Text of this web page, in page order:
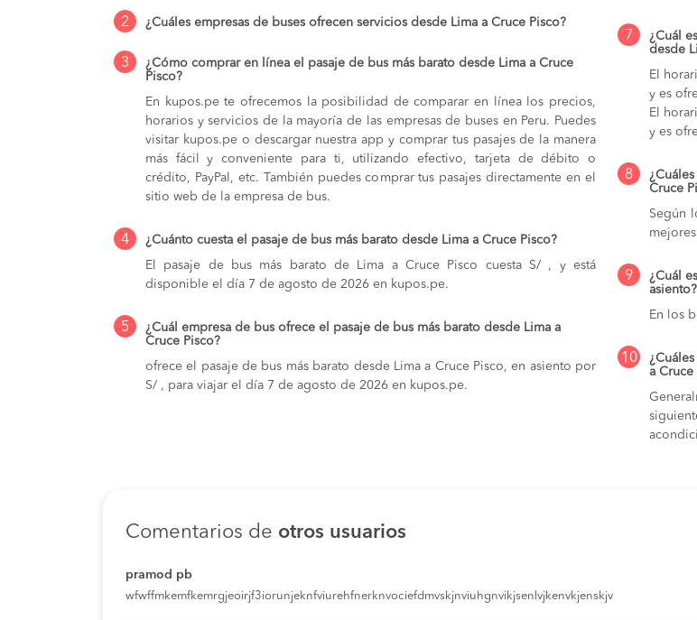
2 ¿Cuáles empresas de buses ofrecen servicios desde Lima a Cruce Pisco?
3
¿Cómo comprar en línea el pasaje de bus más barato desde Lima a Cruce
Pisco?
En kupos.pe te ofrecemos la posibilidad de comparar en línea los precios,
horarios y servicios de la mayoría de las empresas de buses en Peru. Puedes
visitar kupos.pe o descargar nuestra app y comprar tus pasajes de la manera
más fácil y conveniente para ti, utilizando efectivo, tarjeta de débito o
crédito, PayPal, etc. También puedes comprar tus pasajes directamente en el
sitio web de la empresa de bus.
4
¿Cuánto cuesta el pasaje de bus más barato desde Lima a Cruce Pisco?
El pasaje de bus más barato de Lima a Cruce Pisco cuesta S/ , y está
disponible el día 7 de agosto de 2026 en kupos.pe.
5
¿Cuál empresa de bus ofrece el pasaje de bus más barato desde Lima a
Cruce Pisco?
ofrece el pasaje de bus más barato desde Lima a Cruce Pisco, en asiento por
S/ , para viajar el día 7 de agosto de 2026 en kupos.pe.
7
¿Cuál
desde
El
y es
El
y es
8
Cruce
Según
9
¿Cuál
asiento?
En los
10
a Cruce
Comentarios de otros usuarios
pramod pb
wfwffmkemfkemrgjeoirjf3iorunjeknfviurehfnerknvociefdmvskjnviuhgnvikjsenlvjkenvkjenskjv